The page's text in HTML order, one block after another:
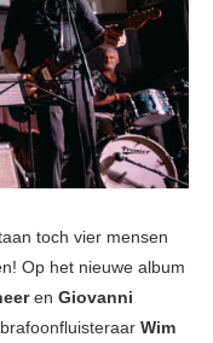
toch vier mensen
Op het nieuwe album
en Giovanni
Wim